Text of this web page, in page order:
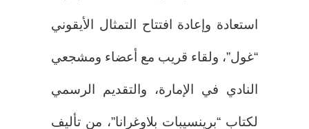
استعادة وإعادة افتتاح التمثال الأيقوني
“غول”، ولقاء قريب مع أعضاء ومشجعي
النادي في الإمارة، والتقديم الرسمي
لكتاب “برينسيبات بلاوغرانا”، من تأليف